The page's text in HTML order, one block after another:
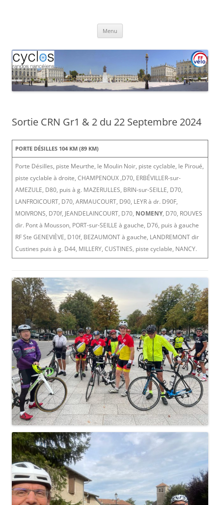
Menu
Sortie CRN Gr1 & 2 du 22 Septembre 2024
PORTE DÉSILLES 104 KM (89 KM)
Porte Désilles, piste Meurthe, le Moulin Noir, piste cyclable, le Piroué,
piste cyclable à droite, CHAMPENOUX ,D70, ERBÉVILLER-sur-
AMEZULE, D80, puis à g. MAZERULLES, BRIN-sur-SEILLE, D70,
LANFROICOURT, D70, ARMAUCOURT, D90, LEYR à dr. D90F,
MOIVRONS, D70f, JEANDELAINCOURT, D70, NOMENY, D70, ROUVES
dir. Pont à Mousson, PORT-sur-SEILLE à gauche, D76, puis à gauche
RF Ste GENEVIÈVE, D10f, BEZAUMONT à gauche, LANDREMONT dir
Custines puis à g. D44, MILLERY, CUSTINES, piste cyclable, NANCY.